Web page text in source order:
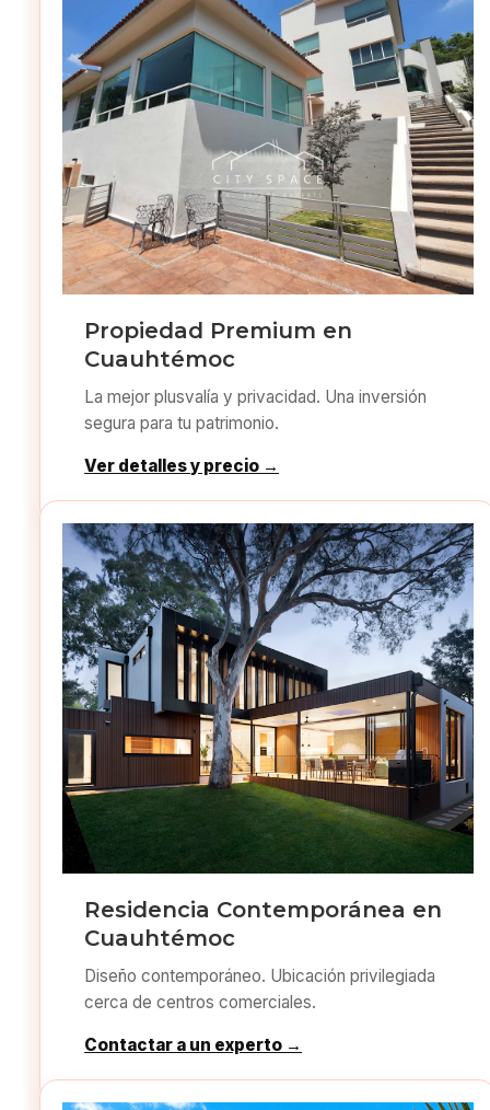
Propiedad Premium en
Cuauhtémoc
La mejor plusvalía y privacidad. Una inversión
segura para tu patrimonio.
Ver detalles y precio →
Residencia Contemporánea en
Cuauhtémoc
Diseño contemporáneo. Ubicación privilegiada
cerca de centros comerciales.
Contactar a un experto →